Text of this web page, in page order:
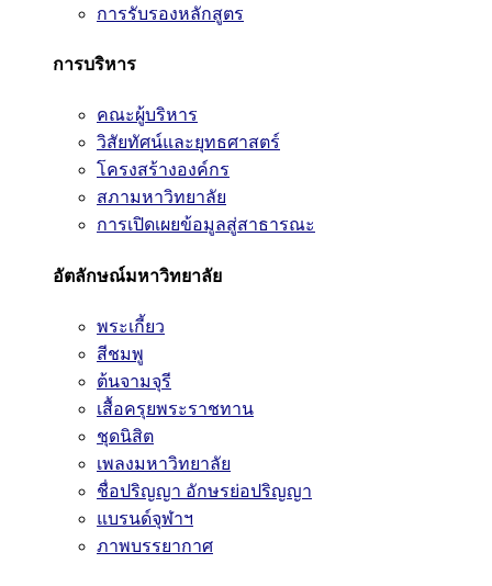
การรับรองหลักสูตร
การบริหาร
คณะผู้บริหาร
วิสัยทัศน์และยุทธศาสตร์
โครงสร้างองค์กร
สภามหาวิทยาลัย
การเปิดเผยข้อมูลสู่สาธารณะ
อัตลักษณ์มหาวิทยาลัย
พระเกี้ยว
สีชมพู
ต้นจามจุรี
เสื้อครุยพระราชทาน
ชุดนิสิต
เพลงมหาวิทยาลัย
ชื่อปริญญา อักษรย่อปริญญา
แบรนด์จุฬาฯ
ภาพบรรยากาศ